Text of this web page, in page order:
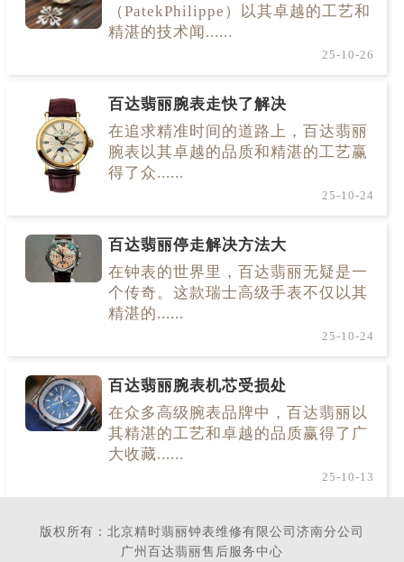
（PatekPhilippe）以其卓越的工艺和
精湛的技术闻......
25-10-26
百达翡丽腕表走快了解决
在追求精准时间的道路上，百达翡丽
腕表以其卓越的品质和精湛的工艺赢
得了众......
25-10-24
百达翡丽停走解决方法大
在钟表的世界里，百达翡丽无疑是一
个传奇。这款瑞士高级手表不仅以其
精湛的......
25-10-24
百达翡丽腕表机芯受损处
在众多高级腕表品牌中，百达翡丽以
其精湛的工艺和卓越的品质赢得了广
大收藏......
25-10-13
版权所有：北京精时翡丽钟表维修有限公司济南分公司
广州百达翡丽售后服务中心